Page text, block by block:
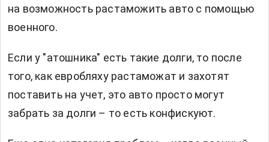
на возможность растаможить авто с помощью
военного.
Если у "атошника" есть такие долги, то после
того, как евробляху растаможат и захотят
поставить на учет, это авто просто могут
забрать за долги – то есть конфискуют.